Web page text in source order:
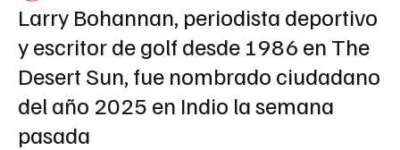
Larry Bohannan, periodista deportivo
y escritor de golf desde 1986 en The
Desert Sun, fue nombrado ciudadano
del año 2025 en Indio la semana
pasada